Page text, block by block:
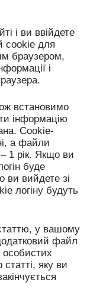
і ви ввійдете
cookie для
браузером,
і
встановимо
інформацію
Cookie-
а файли
1 рік. Якщо ви
буде
ви вийдете зі
логіну будуть
у вашому
файл
статті, яку ви